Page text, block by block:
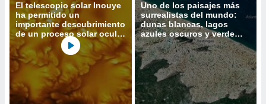
de
un
o acceder
datos
perfiles
El telescopio solar Inouye
ha permitido un
importante descubrimiento
de un proceso solar oculto
hasta ahora
Uno de los paisajes más
surrealistas del mundo:
dunas blancas, lagos
azules oscuros y verde
vegetación